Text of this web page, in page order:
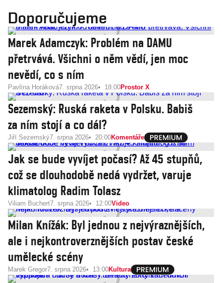
Doporučujeme
Marek Adamczyk: Problém na DAMU
přetrvává. Všichni o něm vědí, jen moc
nevědí, co s ním
Pavlína Horáková7. srpna 2026 18:00Prostor X
Sezemský: Ruská raketa v Polsku. Babiš
za ním stojí a co dál?
Jiří Sezemský7. srpna 2026 20:00Komentáře
Jak se bude vyvíjet počasí? Až 45 stupňů,
což se dlouhodobě nedá vydržet, varuje
klimatolog Radim Tolasz
Viliam Buchert7. srpna 2026 12:00Video
Milan Knížák: Byl jednou z nejvýraznějších,
ale i nejkontroverznějších postav české
umělecké scény
Marek Gregor7. srpna 2026 13:00Kultura